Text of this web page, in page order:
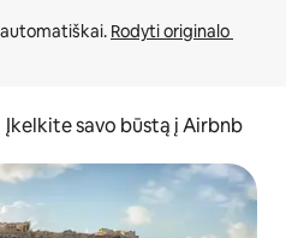
Rodyti originalo
Įkelkite savo būstą į Airbnb